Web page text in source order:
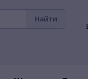
Найти